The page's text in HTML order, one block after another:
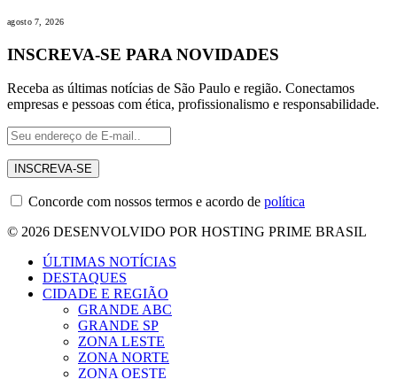
agosto 7, 2026
INSCREVA-SE PARA NOVIDADES
Receba as últimas notícias de São Paulo e região. Conectamos
empresas e pessoas com ética, profissionalismo e responsabilidade.
Concorde com nossos termos e acordo de política
© 2026 DESENVOLVIDO POR HOSTING PRIME BRASIL
ÚLTIMAS NOTÍCIAS
DESTAQUES
CIDADE E REGIÃO
GRANDE ABC
GRANDE SP
ZONA LESTE
ZONA NORTE
ZONA OESTE